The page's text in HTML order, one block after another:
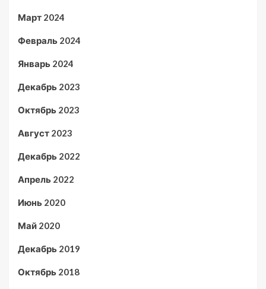
Март 2024
Февраль 2024
Январь 2024
Декабрь 2023
Октябрь 2023
Август 2023
Декабрь 2022
Апрель 2022
Июнь 2020
Май 2020
Декабрь 2019
Октябрь 2018